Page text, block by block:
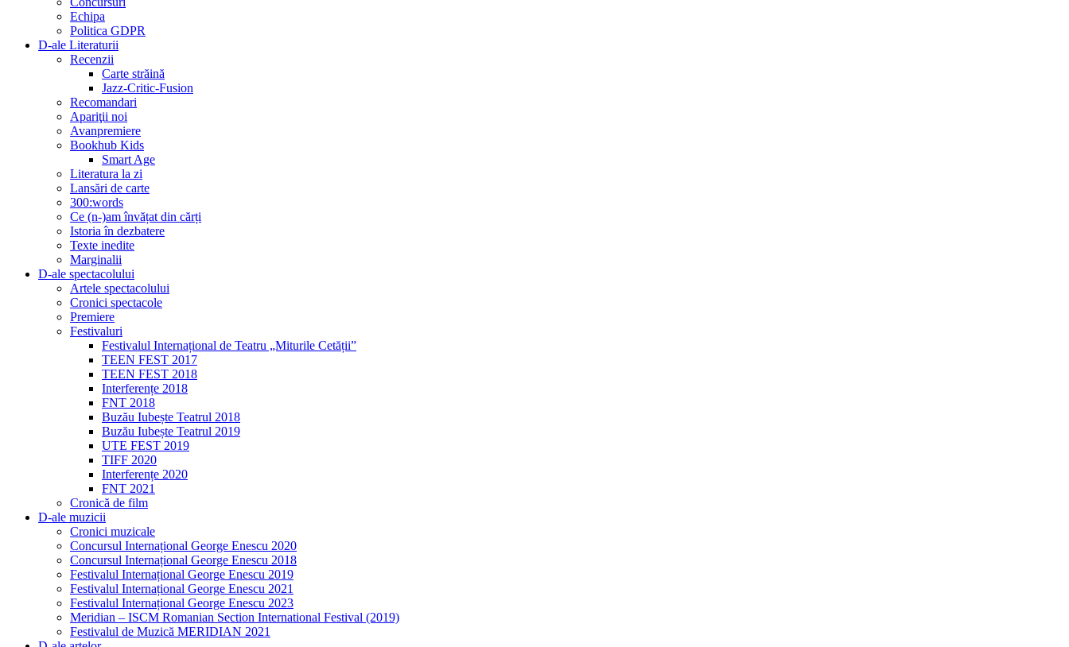
Echipa
Politica GDPR
D-ale Literaturii
Recenzii
Carte străină
Jazz-Critic-Fusion
Recomandari
Apariţii noi
Avanpremiere
Bookhub Kids
Smart Age
Literatura la zi
Lansări de carte
300:words
Ce (n-)am învățat din cărți
Istoria în dezbatere
Texte inedite
Marginalii
D-ale spectacolului
Artele spectacolului
Cronici spectacole
Premiere
Festivaluri
Festivalul Internațional de Teatru „Miturile Cetății”
TEEN FEST 2017
TEEN FEST 2018
Interferențe 2018
FNT 2018
Buzău Iubește Teatrul 2018
Buzău Iubește Teatrul 2019
UTE FEST 2019
TIFF 2020
Interferențe 2020
FNT 2021
Cronică de film
D-ale muzicii
Cronici muzicale
Concursul Internațional George Enescu 2020
Concursul Internațional George Enescu 2018
Festivalul Internațional George Enescu 2019
Festivalul Internațional George Enescu 2021
Festivalul Internațional George Enescu 2023
Meridian – ISCM Romanian Section International Festival (2019)
Festivalul de Muzică MERIDIAN 2021